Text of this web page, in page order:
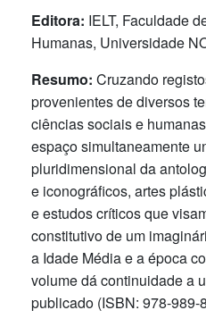
Editora: IELT, Faculdade
Humanas, Universidade
Resumo: Cruzando
provenientes de diversos
ciências sociais e
espaço simultaneamente
pluridimensional da
e iconográficos, artes
e estudos críticos que
constitutivo de um
a Idade Média e a época
volume dá continuidade a
publicado (ISBN: 978-989-